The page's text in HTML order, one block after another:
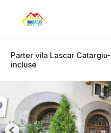
Parter vila Lascar
incluse